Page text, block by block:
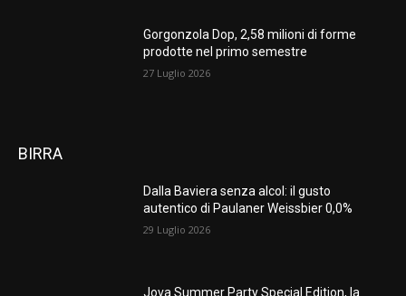
Gorgonzola Dop, 2,58 milioni di forme
prodotte nel primo semestre
27 Luglio 2026
BIRRA
Dalla Baviera senza alcol: il gusto
autentico di Paulaner Weissbier 0,0%
29 Luglio 2026
Jova Summer Party Special Edition, la